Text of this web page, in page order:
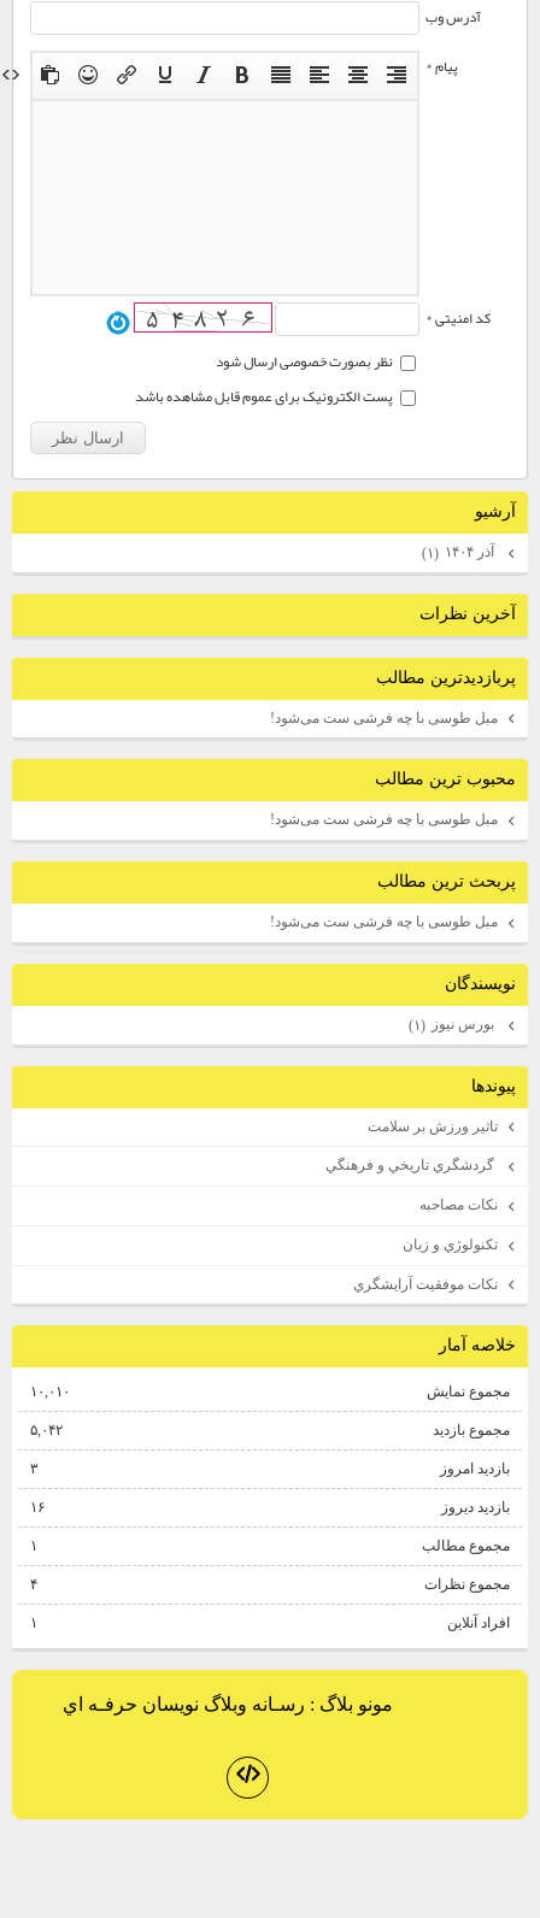
آدرس وب
پیام *
کد امنیتی *
نظر بصورت خصوصی ارسال شود
پست الکترونیک برای عموم قابل مشاهده باشد
آرشيو
آذر ۱۴۰۴ (۱)
آخرين نظرات
پربازديدترين مطالب
مبل طوسی با چه فرشی ست می‌شود!
محبوب ترين مطالب
مبل طوسی با چه فرشی ست می‌شود!
پربحث ترين مطالب
مبل طوسی با چه فرشی ست می‌شود!
نويسندگان
بورس نيوز
پيوندها
تاثير ورزش بر سلامت
گردشگري تاريخي و فرهنگي
نكات مصاحبه
تكنولوژي و زبان
نكات موفقيت آرايشگري
خلاصه آمار
مجموع نمایش‌ ۱۰,۰۱۰
مجموع بازدید ۵,۰۴۲
بازدید امروز
بازدید دیروز ۱۶
مجموع مطالب
مجموع نظرات
افراد آنلاین
مونو بلاگ: رسـانه وبلاگ نويسان حرفـه اي